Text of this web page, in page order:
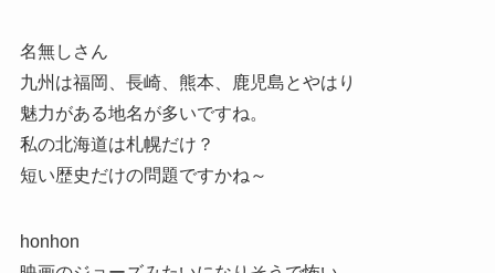
名無しさん
九州は福岡、長崎、熊本、鹿児島とやはり
魅力がある地名が多いですね。
私の北海道は札幌だけ？
短い歴史だけの問題ですかね～
honhon